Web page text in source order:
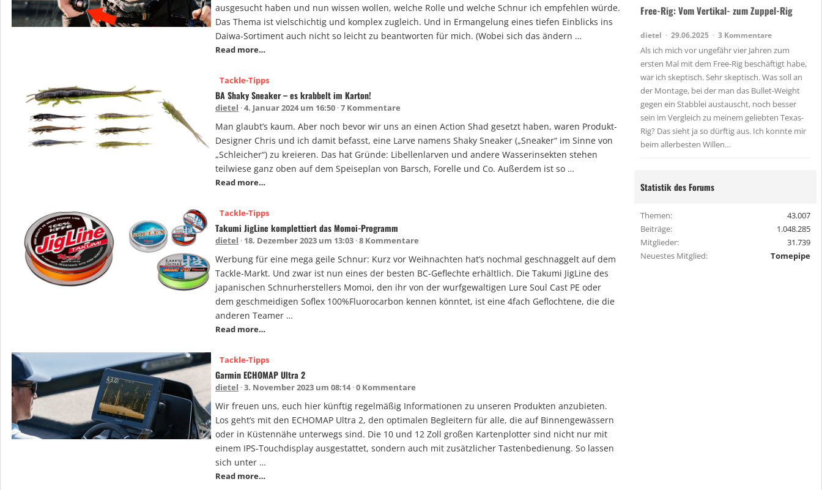
ausgesucht haben und nun wissen wollen, welche Rolle und welche Schnur ich empfehlen würde.
Das Thema ist vielschichtig und komplex zugleich. Und in Ermangelung eines tiefen Einblicks ins
Daiwa-Sortiment auch nicht so leicht zu beantworten für mich. (Wobei sich das ändern …
Read more…
Tackle-Tipps
BA Shaky Sneaker – es krabbelt im Karton!
dietel 4. Januar 2024 um 16:50 7 Kommentare
Man glaubt’s kaum. Aber noch bevor wir uns an einen Action Shad gesetzt haben, waren Produkt-
Designer Chris und ich damit befasst, eine Larve namens Shaky Sneaker („Sneaker“ im Sinne von
„Schleicher“) zu kreieren. Das hat Gründe: Libellenlarven und andere Wasserinsekten stehen
teilwiese ganz oben auf dem Speiseplan von Barsch, Forelle und Co. Außerdem ist so …
Read more…
Tackle-Tipps
Takumi JigLine komplettiert das Momoi-Programm
dietel 18. Dezember 2023 um 13:03 8 Kommentare
Werbung für eine mega geile Schnur: Kurz vor Weihnachten hat’s nochmal geschnaggelt auf dem
Tackle-Markt. Und zwar ist nun eines der besten BC-Geflechte erhältlich. Die Takumi JigLine des
japanischen Schnurherstellers Momoi, den ihr von der wurfgewaltigen Lure Soul Cast PE oder
dem geschmeidigen Soflex 100%Fluorocarbon kennen könntet, ist eine 4fach Geflochtene, die die
anderen Teamer …
Read more…
Tackle-Tipps
Garmin ECHOMAP Ultra 2
dietel 3. November 2023 um 08:14 0 Kommentare
Wir freuen uns, euch hier künftig regelmäßig Informationen zu unseren Produkten anzubieten.
Los geht’s mit den ECHOMAP Ultra 2, den optimalen Begleitern für alle, die auf Binnengewässern
oder in Küstennähe unterwegs sind. Die 10 und 12 Zoll großen Kartenplotter sind nicht nur mit
einem IPS-Touchdisplay ausgestattet, sondern auch mit zusätzlicher Tastenbedienung. So lassen
sich unter …
Read more…
Free-Rig: Vom Vertikal- zum Zuppel-Rig
dietel 29.06.2025 3 Kommentare
Als ich mich vor ungefähr vier Jahren zum
ersten Mal mit dem Free-Rig beschäftigt habe,
war ich skeptisch. Sehr skeptisch. Was soll an
der Montage, bei der man das Bullet-Weight
gegen ein Stabblei austauscht, noch besser
sein im Vergleich zu meinem geliebten Texas-
Rig? Das sieht ja so dürftig aus. Ich konnte mir
beim allerbesten Willen…
Statistik des Forums
Themen
43.007
Beiträge
1.048.285
Mitglieder
31.739
Neuestes Mitglied
Tomepipe